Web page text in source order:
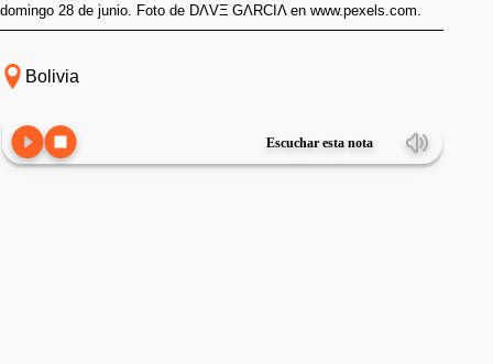
domingo 28 de junio. Foto de DΛVΞ GΛRCIΛ en www.pexels.com.
Bolivia
Escuchar esta nota